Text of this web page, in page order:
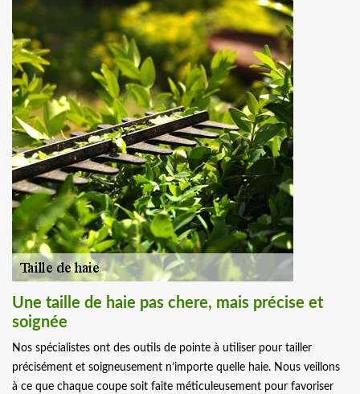
Une taille de haie pas chere, mais précise et
soignée
Nos spécialistes ont des outils de pointe à utiliser pour tailler
précisément et soigneusement n’importe quelle haie. Nous veillons
à ce que chaque coupe soit faite méticuleusement pour favoriser